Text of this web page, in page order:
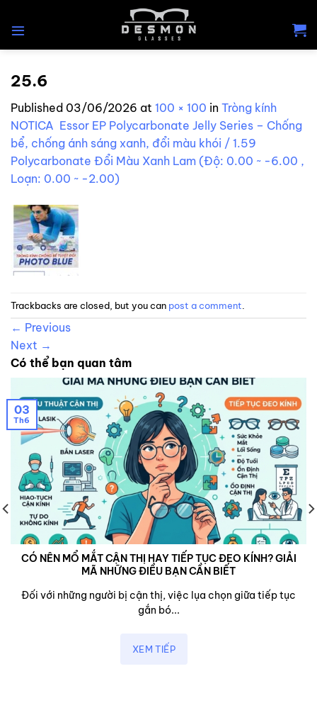
25.6
Published 03/06/2026 at 100 × 100 in Tròng kính
NOTICA Essor EP Polycarbonate Jelly Series – Chống
bể, chống ánh sáng xanh, đổi màu khói / 1.59
Polycarbonate Đổi Màu Xanh Lam (Độ: 0.00 ~ -6.00 ,
Loạn: 0.00 ~ -2.00)
Trackbacks are closed, but you can post a comment
← Previous
Next →
Có thể bạn quan tâm
CÓ NÊN MỔ MẮT CẬN THỊ HAY TIẾP TỤC ĐEO KÍNH? GIẢI
MÃ NHỮNG ĐIỀU BẠN CẦN BIẾT
Đối với những người bị cận thị, việc lụa chọn giữa tiếp tục
gắn bó...
XEM TIẾP
03
Th6